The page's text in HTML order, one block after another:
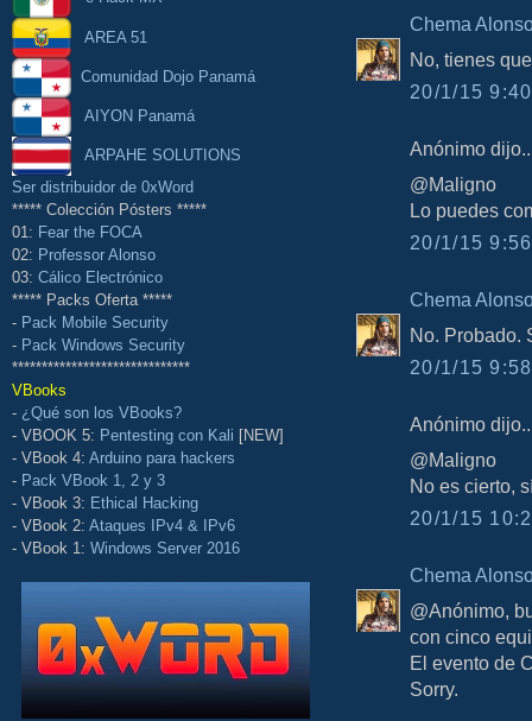
AREA 51
Comunidad Dojo Panamá
AIYON Panamá
ARPAHE SOLUTIONS
Ser distribuidor de 0xWord
***** Colección Pósters *****
01: Fear the FOCA
02: Professor Alonso
03: Cálico Electrónico
***** Packs Oferta *****
- Pack Mobile Security
- Pack Windows Security
******************************
VBooks
- ¿Qué son los VBooks?
- VBOOK 5: Pentesting con Kali [NEW]
- VBook 4: Arduino para hackers
- Pack VBook 1, 2 y 3
- VBook 3: Ethical Hacking
- VBook 2: Ataques IPv4 & IPv6
- VBook 1: Windows Server 2016
Chema
No, tienes
20/1/15
Anónimo
@Maligno
Lo puedes
20/1/15
Chema
No. Probado.
20/1/15
Anónimo
@Maligno
No es cierto,
20/1/15
Chema
@Anónimo,
con cinco
El evento de
Sorry.